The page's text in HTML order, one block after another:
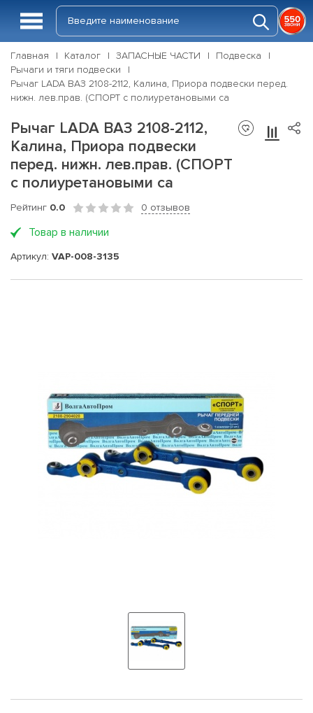
Главная Каталог ЗАПАСНЫЕ ЧАСТИ
Подвеска
Рычаги и тяги подвески
Рычаг LADA ВАЗ 2108-2112, Калина, Приора подвески перед.
нижн. лев.прав. (СПОРТ с полиуретановыми са
Рычаг LADA ВАЗ 2108-2112,
Калина, Приора подвески
перед. нижн. лев.прав. (СПОРТ
с полиуретановыми са
Рейтинг 0.0 0 отзывов
Товар в наличии
Артикул: VAP-008-3135